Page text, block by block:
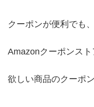
クーポンが便利でも
Amazonクーポンスト
欲しい商品のクーポ